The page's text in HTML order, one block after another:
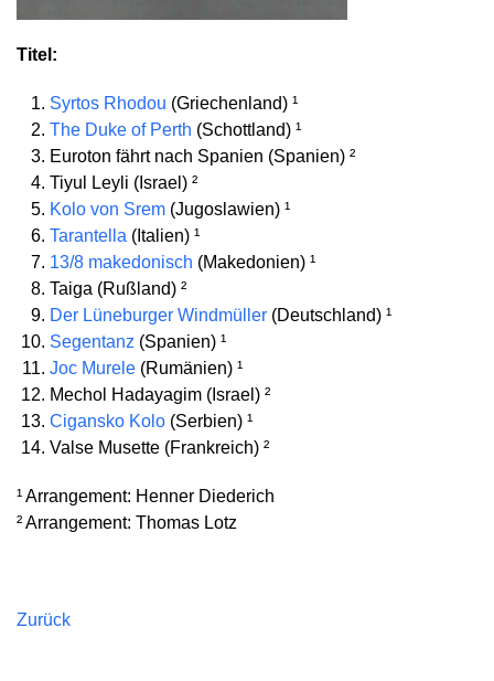
Titel:
Syrtos Rhodou (Griechenland) ¹
The Duke of Perth (Schottland) ¹
Euroton fährt nach Spanien (Spanien) ²
Tiyul Leyli (Israel) ²
Kolo von Srem (Jugoslawien) ¹
Tarantella (Italien) ¹
13/8 makedonisch (Makedonien) ¹
Taiga (Rußland) ²
Der Lüneburger Windmüller (Deutschland) ¹
Segentanz (Spanien) ¹
Joc Murele (Rumänien) ¹
Mechol Hadayagim (Israel) ²
Cigansko Kolo (Serbien) ¹
Valse Musette (Frankreich) ²
¹ Arrangement: Henner Diederich
² Arrangement: Thomas Lotz
Zurück